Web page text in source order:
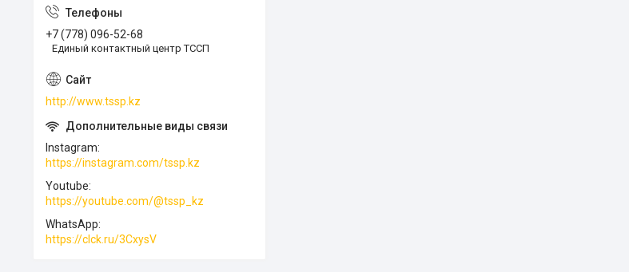
+7 (778) 096-52-68
Единый контактный центр ТССП
http://www.tssp.kz
Instagram
https://instagram.com/tssp.kz
Youtube
https://youtube.com/@tssp_kz
WhatsApp
https://clck.ru/3CxysV